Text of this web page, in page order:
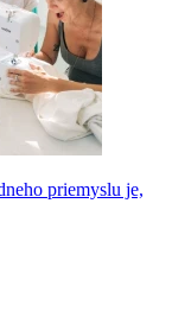
priemyslu je,